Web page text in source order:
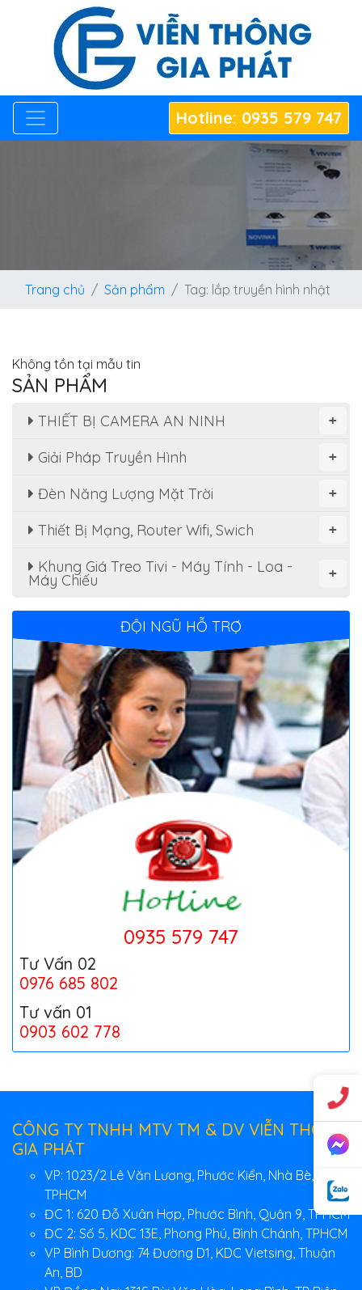
Hotline: 0935 579 747
Trang chủ Sản phẩm Tag: lắp truyền hình nhật
Không tồn tại mẫu tin
SẢN PHẨM
+
THIẾT BỊ CAMERA AN NINH
+
Giải Pháp Truyền Hình
+
Đèn Năng Lượng Mặt Trời
+
Thiết Bị Mạng, Router Wifi, Swich
+
Khung Giá Treo Tivi - Máy Tính - Loa -
Máy Chiếu
ĐỘI NGŨ HỖ TRỢ
0935 579 747
Tư Vấn 02
0976 685 802
Tư vấn 01
0903 602 778
CÔNG TY TNHH MTV TM & DV VIỄN THÔNG
GIA PHÁT
VP: 1023/2 Lê Văn Lương, Phước Kiển, Nhà Bè,
TPHCM
ĐC 1: 620 Đỗ Xuân Hợp, Phước Bình, Quận 9, TPHCM
ĐC 2: Số 5, KDC 13E, Phong Phú, Bình Chánh, TPHCM
VP Bình Dương: 74 Đường D1, KDC Vietsing, Thuận
An, BD